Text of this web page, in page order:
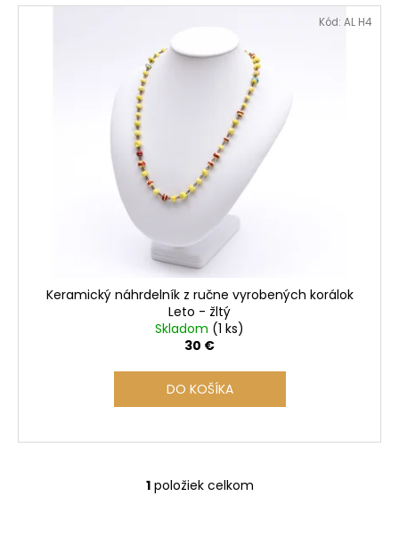
V
Keramický náhrdelník z ručne vyrobených korálok
Leto - žltý
Skladom (1 ks)
30 €
DO KOŠÍKA
Kód: AL H4
O
1položiek celkom